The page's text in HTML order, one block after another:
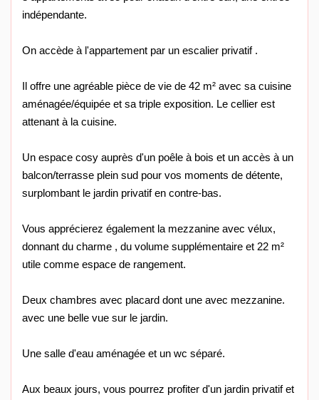
indépendante.
On accède à l'appartement par un escalier privatif .
Il offre une agréable pièce de vie de 42 m² avec sa cuisine
aménagée/équipée et sa triple exposition. Le cellier est
attenant à la cuisine.
Un espace cosy auprès d'un poêle à bois et un accès à un
balcon/terrasse plein sud pour vos moments de détente,
surplombant le jardin privatif en contre-bas.
Vous apprécierez également la mezzanine avec vélux,
donnant du charme , du volume supplémentaire et 22 m²
utile comme espace de rangement.
Deux chambres avec placard dont une avec mezzanine.
avec une belle vue sur le jardin.
Une salle d'eau aménagée et un wc séparé.
Aux beaux jours, vous pourrez profiter d'un jardin privatif et